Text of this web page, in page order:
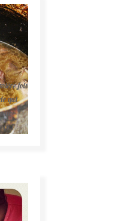
fois
qui
!